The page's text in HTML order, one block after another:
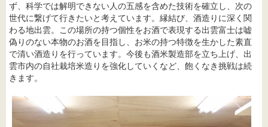
ず、科学では解明できない人の五感を含めた技術を確立し、次の
世代に繋げて行きたいと考えています。縁結び、酒造りに深く関
わる地出雲。この場所の持つ個性をお酒で表現する出雲富士は嘘
偽りのない本物のお酒を目指し、お米の持つ特徴を生かした素直
で清い酒造りを行っています。今後も酒米製造部を立ち上げ、出
雲市内の自社栽培米造りを強化していくなど、飽くなき挑戦は続
きます。